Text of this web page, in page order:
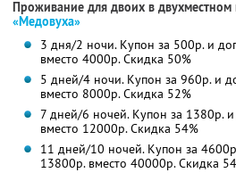
Проживание для двоих в
«Медовуха»
3 дня/2 ночи. Купон за 500р. и
вместо 4000р.Скидка 50%
5 дней/4 ночи. Купон за 960р. и
вместо 8000р.Скидка 52%
7 дней/6 ночей. Купон за 1380р.
вместо 12000р.Скидка 54%
11 дней/10 ночей. Купон за
13800р. вместо 40000р.Скидка